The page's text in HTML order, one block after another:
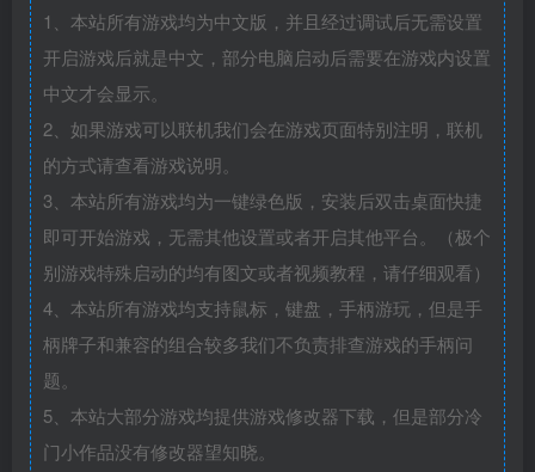
1、本站所有游戏均为中文版，并且经过调试后无需设置
开启游戏后就是中文，部分电脑启动后需要在游戏内设置
中文才会显示。
2、如果游戏可以联机我们会在游戏页面特别注明，联机
的方式请查看游戏说明。
3、本站所有游戏均为一键绿色版，安装后双击桌面快捷
即可开始游戏，无需其他设置或者开启其他平台。（极个
别游戏特殊启动的均有图文或者视频教程，请仔细观看）
4、本站所有游戏均支持鼠标，键盘，手柄游玩，但是手
柄牌子和兼容的组合较多我们不负责排查游戏的手柄问
题。
5、本站大部分游戏均提供游戏修改器下载，但是部分冷
门小作品没有修改器望知晓。